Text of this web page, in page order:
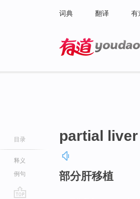
词典 翻译 有
目录
释义
例句
partial
部分肝移植